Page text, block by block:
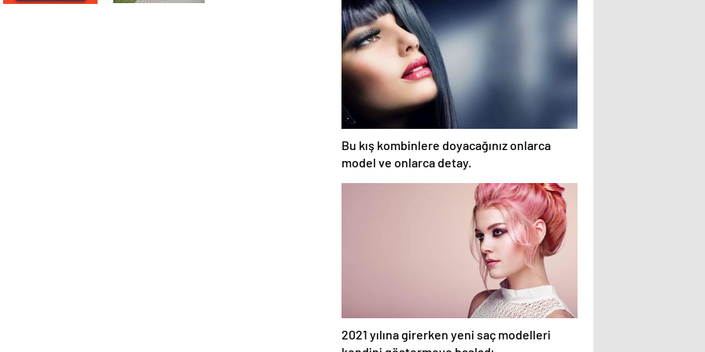
Bu kış kombinlere doyacağınız onlarca
model ve onlarca detay.
2021 yılına girerken yeni saç modelleri